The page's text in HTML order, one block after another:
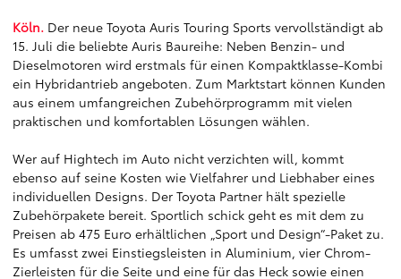
Köln. Der neue Toyota Auris Touring Sports vervollständigt ab
15. Juli die beliebte Auris Baureihe: Neben Benzin- und
Dieselmotoren wird erstmals für einen Kompaktklasse-Kombi
ein Hybridantrieb angeboten. Zum Marktstart können Kunden
aus einem umfangreichen Zubehörprogramm mit vielen
praktischen und komfortablen Lösungen wählen.
Wer auf Hightech im Auto nicht verzichten will, kommt
ebenso auf seine Kosten wie Vielfahrer und Liebhaber eines
individuellen Designs. Der Toyota Partner hält spezielle
Zubehörpakete bereit. Sportlich schick geht es mit dem zu
Preisen ab 475 Euro erhältlichen „Sport und Design“-Paket zu.
Es umfasst zwei Einstiegsleisten in Aluminium, vier Chrom-
Zierleisten für die Seite und eine für das Heck sowie einen